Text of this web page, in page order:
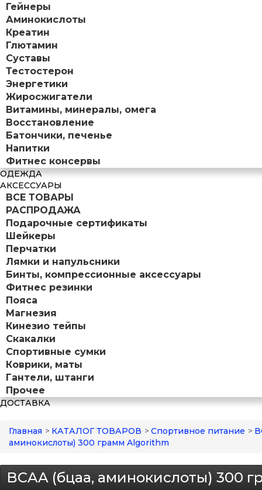
Гейнеры
Аминокислоты
Креатин
Глютамин
Суставы
Тестостерон
Энергетики
Жиросжигатели
Витамины, минералы, омега
Восстановление
Батончики, печенье
Напитки
Фитнес консервы
ОДЕЖДА
АКСЕССУАРЫ
ВСЕ ТОВАРЫ
РАСПРОДАЖА
Подарочные сертификаты
Шейкеры
Перчатки
Лямки и напульсники
Бинты, компрессионные аксессуары
Фитнес резинки
Пояса
Магнезия
Кинезио тейпы
Скакалки
Спортивные сумки
Коврики, маты
Гантели, штанги
Прочее
ДОСТАВКА
Главная > КАТАЛОГ ТОВАРОВ > Спортивное питание >
аминокислоты) 300 грамм Algorithm
BCAA (бцаа, аминокислоты) 300